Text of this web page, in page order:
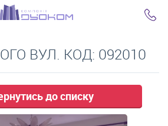
ВУЛ. КОД: 092010
до списку